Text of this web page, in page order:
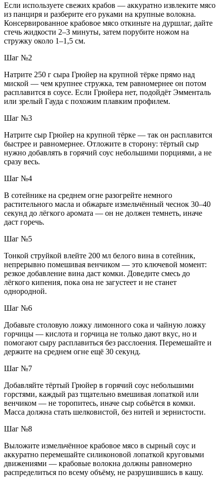
Если используете свежих крабов — аккуратно извлеките мясо
из панциря и разберите его руками на крупные волокна.
Консервированное крабовое мясо откиньте на дуршлаг, дайте
стечь жидкости 2–3 минуты, затем порубите ножом на
стружку около 1–1,5 см.
Шаг №2
Натрите 250 г сыра Грюйер на крупной тёрке прямо над
миской — чем крупнее стружка, тем равномернее он потом
расплавится в соусе. Если Грюйера нет, подойдёт Эмменталь
или зрелый Гауда с похожим плавким профилем.
Шаг №3
Натрите сыр Грюйер на крупной тёрке — так он расплавится
быстрее и равномернее. Отложите в сторону: тёртый сыр
нужно добавлять в горячий соус небольшими порциями, а не
сразу весь.
Шаг №4
В сотейнике на среднем огне разогрейте немного
растительного масла и обжарьте измельчённый чеснок 30–40
секунд до лёгкого аромата — он не должен темнеть, иначе
даст горечь.
Шаг №5
Тонкой струйкой влейте 200 мл белого вина в сотейник,
непрерывно помешивая венчиком — это ключевой момент:
резкое добавление вина даст комки. Доведите смесь до
лёгкого кипения, пока она не загустеет и не станет
однородной.
Шаг №6
Добавьте столовую ложку лимонного сока и чайную ложку
горчицы — кислота и горчица не только дают вкус, но и
помогают сыру расплавиться без расслоения. Перемешайте и
держите на среднем огне ещё 30 секунд.
Шаг №7
Добавляйте тёртый Грюйер в горячий соус небольшими
горстями, каждый раз тщательно вмешивая лопаткой или
венчиком — не торопитесь, иначе сыр собьётся в комки.
Масса должна стать шелковистой, без нитей и зернистости.
Шаг №8
Выложите измельчённое крабовое мясо в сырный соус и
аккуратно перемешайте силиконовой лопаткой круговыми
движениями — крабовые волокна должны равномерно
распределиться по всему объёму, не разрушившись в кашу.